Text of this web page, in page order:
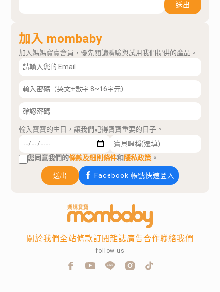
送出
加入 mombaby
加入媽媽寶寶會員，優先閱讀體驗與試用我們提供的產品。
輸入寶寶的生日，讓我們記得寶寶重要的日子。
您同意我們的條款及細則條件和隱私政策 。
送出 Facebook 帳號快速登入
關於我們全站條款訂閱雜誌廣告合作聯絡我們
follow us